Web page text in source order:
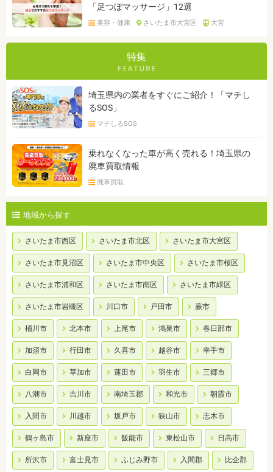
「足つぼマッサージ」12選
美容・健康 さいたま市大宮区 大宮
特集
埼玉県内の業者をすぐにご紹介！「マチし
るSOS」
マチしるSOS
乗れなくなった車が高く売れる！埼玉県の
廃車買取情報
廃車買取
地域から探す
さいたま市西区 さいたま市北区 さいたま市大宮区
さいたま市見沼区 さいたま市中央区 さいたま市桜区
さいたま市浦和区 さいたま市南区 さいたま市緑区
さいたま市岩槻区 川口市 戸田市 蕨市
桶川市 北本市 上尾市 鴻巣市 春日部市
加須市 行田市 久喜市 越谷市 幸手市
白岡市 草加市 蓮田市 羽生市 三郷市
八潮市 吉川市 南埼玉郡 和光市 朝霞市
入間市 川越市 坂戸市 狭山市 志木市
鶴ヶ島市 新座市 飯能市 東松山市 日高市
所沢市 富士見市 ふじみ野市 入間郡 比企郡